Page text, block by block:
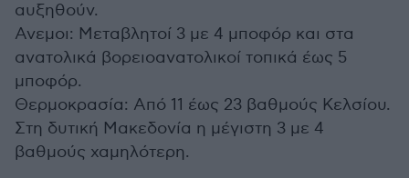
αυξηθούν.
Ανεμοι: Μεταβλητοί 3 με 4 μποφόρ και στα
ανατολικά βορειοανατολικοί τοπικά έως 5
μποφόρ.
Θερμοκρασία: Από 11 έως 23 βαθμούς Κελσίου.
Στη δυτική Μακεδονία η μέγιστη 3 με 4
βαθμούς χαμηλότερη.